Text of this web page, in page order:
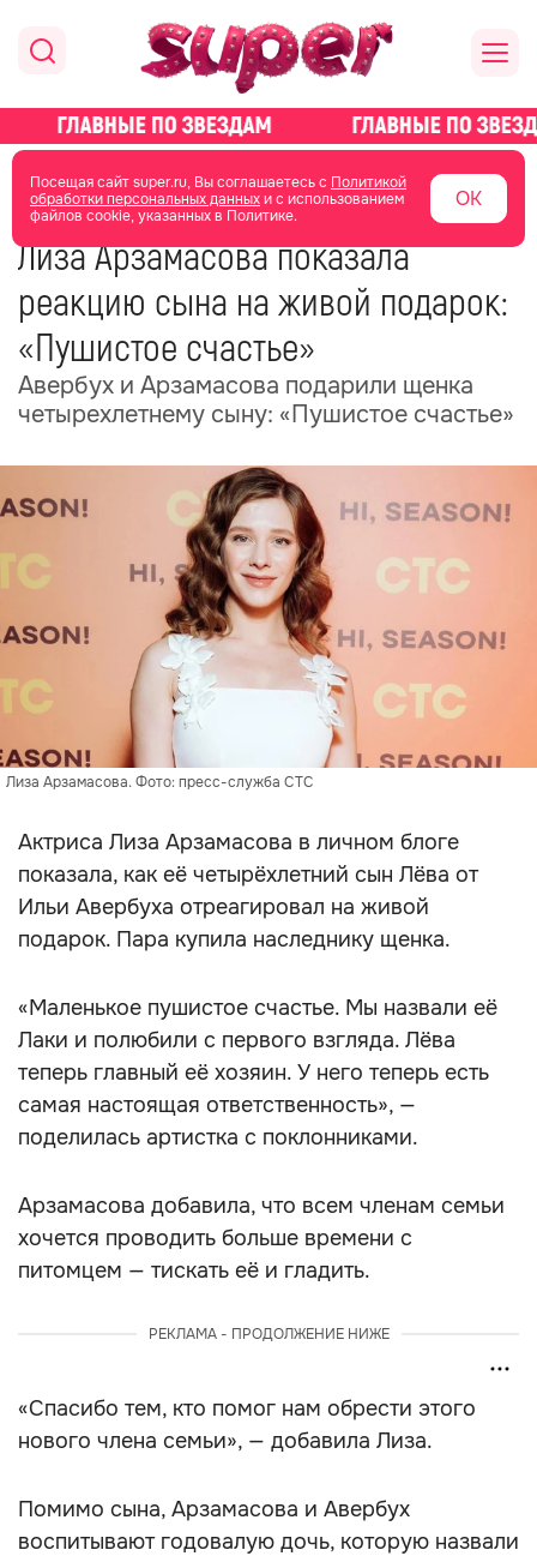
Посещая сайт super.ru, Вы соглашаетесь с Политикой
обработки персональных данныхи с использованием
файлов cookie, указанных в Политике.
ОК
главная новости о звездах новости
12 мая 14:13
Лиза Арзамасова показала
реакцию сына на живой подарок:
«Пушистое счастье»
Авербух и Арзамасова подарили щенка
четырехлетнему сыну: «Пушистое счастье»
Лиза Арзамасова. Фото: пресс-служба СТС
Актриса Лиза Арзамасова в личном блоге
показала, как её четырёхлетний сын Лёва от
Ильи Авербуха отреагировал на живой
подарок. Пара купила наследнику щенка.
«Маленькое пушистое счастье. Мы назвали её
Лаки и полюбили с первого взгляда. Лёва
теперь главный её хозяин. У него теперь есть
самая настоящая ответственность», —
поделилась артистка с поклонниками.
Арзамасова добавила, что всем членам семьи
хочется проводить больше времени с
питомцем — тискать её и гладить.
РЕКЛАМА - ПРОДОЛЖЕНИЕ НИЖЕ
«Спасибо тем, кто помог нам обрести этого
нового члена семьи», — добавила Лиза.
Помимо сына, Арзамасова и Авербух
воспитывают годовалую дочь, которую назвали